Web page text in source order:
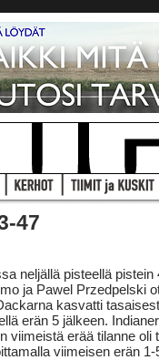
47
neljällä pisteellä pistein
ja Pawel Przedpelski
kasvatti
erän 5 jälkeen.
viimeistä erää tilanne oli
viimeisen erän 1-